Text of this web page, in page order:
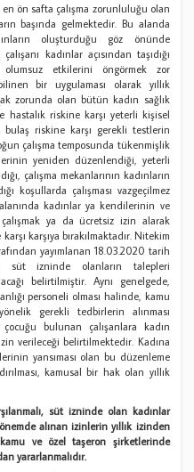
ön safta çalışma zorunluluğu olan
başında gelmektedir. Bu alanda
oluşturduğu göz önünde
kadınlar açısından taşıdığı
etkilerini öngörmek zor
bir uygulaması olarak yıllık
zorunda olan bütün kadın sağlık
hastalık riskine karşı yeterli kişisel
bulaş riskine karşı gerekli testlerin
çalışma temposunda tükenmişlik
yeniden düzenlendiği, yeterli
çalışma mekanlarının kadınların
koşullarda çalışması vazgeçilmez
kadınlar ya kendilerinin ve
çalışmak ya da ücretsiz izin alarak
karşıya bırakılmaktadır. Nitekim
yayımlanan 18.03.2020 tarih
süt izninde olanların talepleri
belirtilmiştir. Aynı genelgede,
personeli olması halinde, kamu
gerekli tedbirlerin alınması
bulunan çalışanlara kadın
verileceği belirtilmektedir. Kadına
yansıması olan bu düzenleme
kamusal bir hak olan yıllık
süt izninde olan kadınlar
alınan izinlerin yıllık izinden
kamu ve özel taşeron şirketlerinde
yararlanmalıdır.